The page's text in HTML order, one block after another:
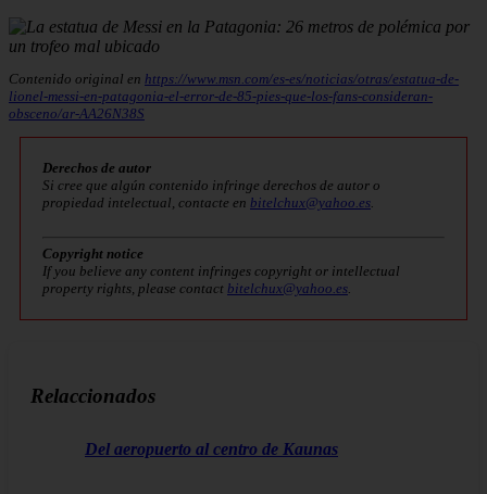
Contenido original en https://www.msn.com/es-es/noticias/otras/estatua-de-
lionel-messi-en-patagonia-el-error-de-85-pies-que-los-fans-consideran-
obsceno/ar-AA26N38S
Derechos de autor
Si cree que algún contenido infringe derechos de autor o
propiedad intelectual, contacte en bitelchux@yahoo.es.
Copyright notice
If you believe any content infringes copyright or intellectual
property rights, please contact bitelchux@yahoo.es.
Relaccionados
Del aeropuerto al centro de Kaunas